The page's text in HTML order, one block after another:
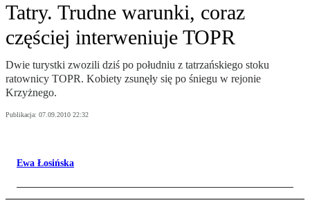
Tatry. Trudne warunki, coraz
częściej interweniuje TOPR
Dwie turystki zwozili dziś po południu z tatrzańskiego stoku
ratownicy TOPR. Kobiety zsunęły się po śniegu w rejonie
Krzyżnego.
Publikacja: 07.09.2010 22:32
Ewa Łosińska